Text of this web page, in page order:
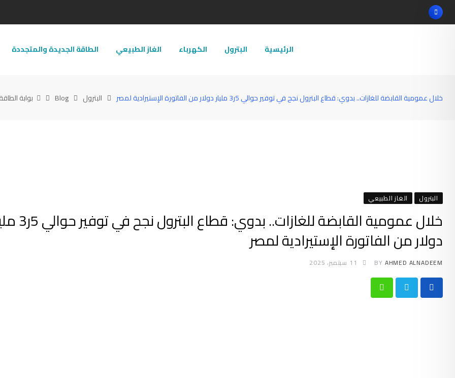
Skip
to
الرئيسية البترول الكهرباء الغاز الطبيعي الطاقة الجديدة والمتجددة
خلال عمومية القابضة للغازات.. بدوي: قطاع البترول نجح في توفير حوالي 5ر3 مليار دولار من الفاتورة الإستيرادية لمصر البترول Blog بوابة الطاقة
البترول الغاز الطبيعي
خلال عمومية القابضة للغازات..
دولار من الفاتورة الإستيرادية لمصر
BY AHMED ALNADEEM 11 سبتمبر، 2025
Whatsapp